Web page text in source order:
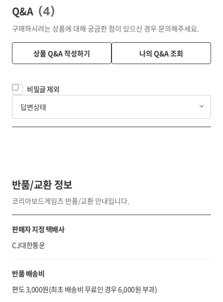
Q&A (4)
구매하시려는 상품에 대해 궁금한 점이 있으신 경우 문의해주세요.
상품 Q&A 작성하기 나의 Q&A 조회
비밀글 제외
답변상태
반품/교환 정보
코리아보드게임즈 반품/교환 안내입니다.
판매자 지정 택배사
CJ대한통운
반품 배송비
편도 3,000원(최초 배송비 무료인 경우 6,000원 부과)